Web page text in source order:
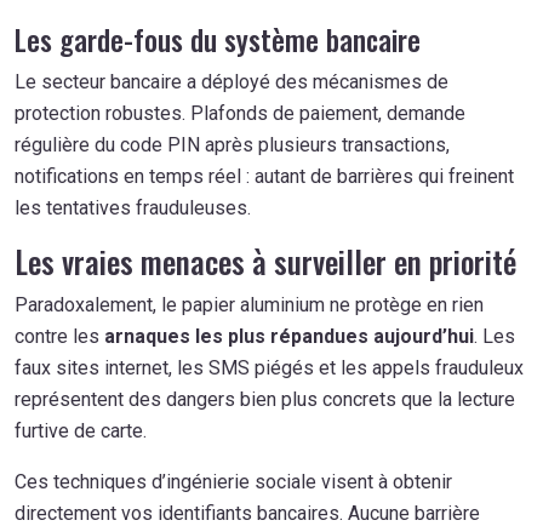
Les garde-fous du système bancaire
Le secteur bancaire a déployé des mécanismes de
protection robustes. Plafonds de paiement, demande
régulière du code PIN après plusieurs transactions,
notifications en temps réel : autant de barrières qui freinent
les tentatives frauduleuses.
Les vraies menaces à surveiller en priorité
Paradoxalement, le papier aluminium ne protège en rien
contre les arnaques les plus répandues aujourd’hui. Les
faux sites internet, les SMS piégés et les appels frauduleux
représentent des dangers bien plus concrets que la lecture
furtive de carte.
Ces techniques d’ingénierie sociale visent à obtenir
directement vos identifiants bancaires. Aucune barrière